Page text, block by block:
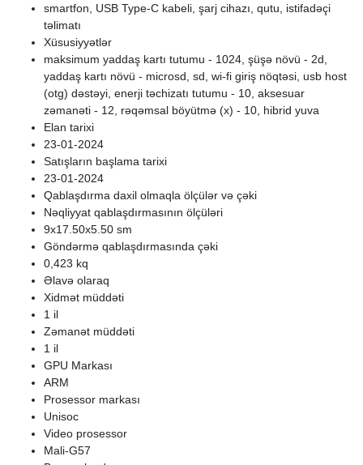
smartfon, USB Type-C kabeli, şarj cihazı, qutu, istifadəçi
təlimatı
Xüsusiyyətlər
maksimum yaddaş kartı tutumu - 1024, şüşə növü - 2d,
yaddaş kartı növü - microsd, sd, wi-fi giriş nöqtəsi, usb host
(otg) dəstəyi, enerji təchizatı tutumu - 10, aksesuar
zəmanəti - 12, rəqəmsal böyütmə (x) - 10, hibrid yuva
Elan tarixi
23-01-2024
Satışların başlama tarixi
23-01-2024
Qablaşdırma daxil olmaqla ölçülər və çəki
Nəqliyyat qablaşdırmasının ölçüləri
9x17.50x5.50 sm
Göndərmə qablaşdırmasında çəki
0,423 kq
Əlavə olaraq
Xidmət müddəti
1 il
Zəmanət müddəti
1 il
GPU Markası
ARM
Prosessor markası
Unisoc
Video prosessor
Mali-G57